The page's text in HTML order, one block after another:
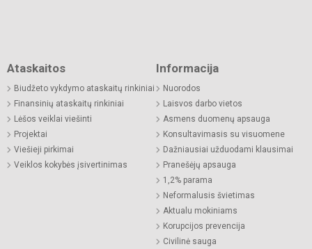
Ataskaitos
Biudžeto vykdymo ataskaitų rinkiniai
Finansinių ataskaitų rinkiniai
Lėšos veiklai viešinti
Projektai
Viešieji pirkimai
Veiklos kokybės įsivertinimas
Informacija
Nuorodos
Laisvos darbo vietos
Asmens duomenų apsauga
Konsultavimasis su visuomene
Dažniausiai užduodami klausimai
Pranešėjų apsauga
1,2% parama
Neformalusis švietimas
Aktualu mokiniams
Korupcijos prevencija
Civilinė sauga